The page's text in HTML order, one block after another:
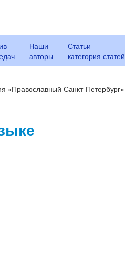
Наши
авторы
Статьи
категория статей
«Православный Санкт-Петербург»